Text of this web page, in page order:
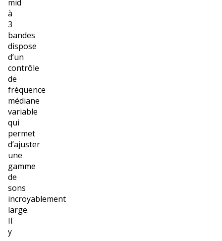
mid
à
3
bandes
dispose
d’un
contrôle
de
fréquence
médiane
variable
qui
permet
d’ajuster
une
gamme
de
sons
incroyablement
large.
Il
y